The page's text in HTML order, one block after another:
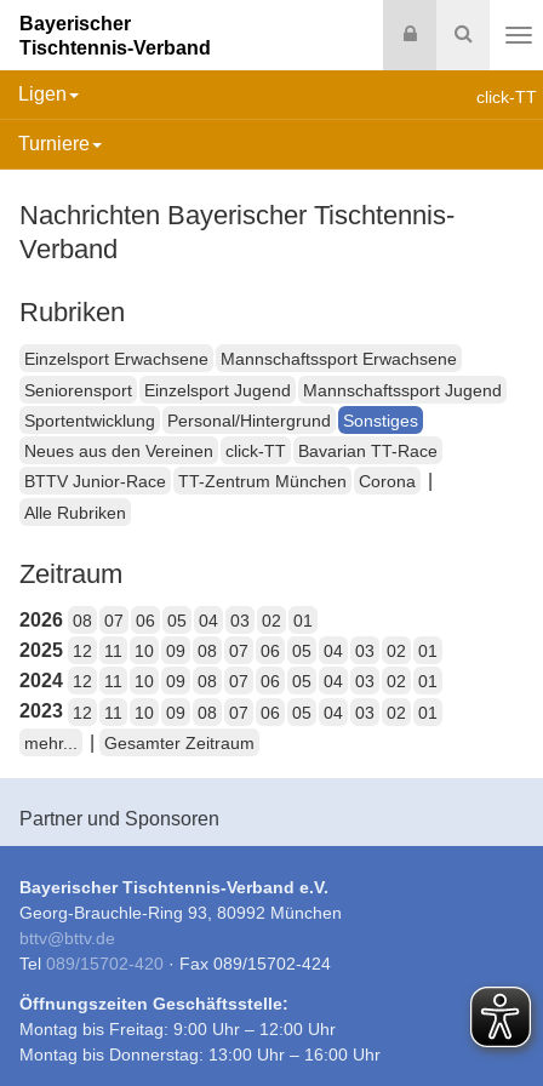
Suche
Login
Bayerischer
Tischtennis-Verband
click-TT
Ligen
Turniere
Nachrichten Bayerischer Tischtennis-
Verband
Rubriken
Einzelsport Erwachsene
Mannschaftssport Erwachsene
Seniorensport
Einzelsport Jugend
Mannschaftssport Jugend
Sportentwicklung
Personal/Hintergrund
Sonstiges
Neues aus den Vereinen
click-TT
Bavarian TT-Race
BTTV Junior-Race
TT-Zentrum München Corona
Alle Rubriken
Zeitraum
2026 08 07 06 05 04 03 02 01
2025 12 11 10 09 08 07 06 05 04 03 02 01
2024 12 11 10 09 08 07 06 05 04 03 02 01
2023 12 11 10 09 08 07 06 05 04 03 02
01
mehr...
Gesamter Zeitraum
Partner und Sponsoren
Bayerischer Tischtennis-Verband e.V.
Georg-Brauchle-Ring 93, 80992 München
bttv@bttv.de
Tel 089/15702-420 · Fax 089/15702-424
Öffnungszeiten Geschäftsstelle:
Montag bis Freitag: 9:00 Uhr – 12:00 Uhr
Montag bis Donnerstag: 13:00 Uhr – 16:00 Uhr